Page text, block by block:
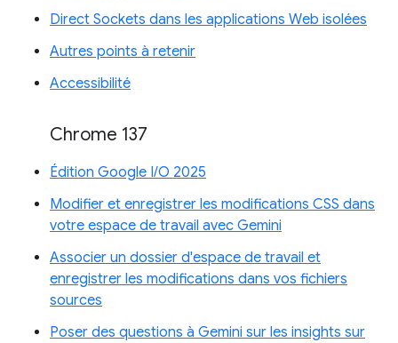
Direct Sockets dans les applications Web isolées
Autres points à retenir
Accessibilité
Chrome 137
Édition Google I/O 2025
Modifier et enregistrer les modifications CSS dans
votre espace de travail avec Gemini
Associer un dossier d'espace de travail et
enregistrer les modifications dans vos fichiers
sources
Poser des questions à Gemini sur les insights sur